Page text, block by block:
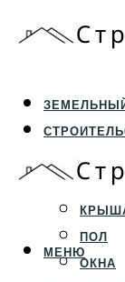
ПОЛ
ОКНА
МЕНЮ